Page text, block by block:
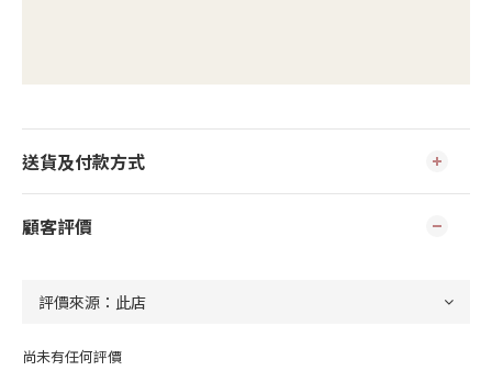
送貨及付款方式
顧客評價
尚未有任何評價